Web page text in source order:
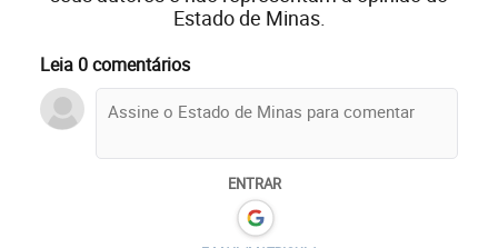
Estado de Minas.
Leia 0 comentários
ENTRAR